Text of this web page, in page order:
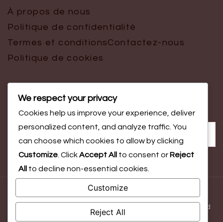
À propos de nous
Politique de confidentialité
Termes et conditionsContactez-nous
Politique de cookies
Recherche
Search
balancetonsport.fr
Powered
byWordPress.
We respect your privacy
Cookies help us improve your experience, deliver
personalized content, and analyze traffic. You
can choose which cookies to allow by clicking
Customize . ClickAccept All to consent or Reject
All
to decline non-essential cookies.
Customize
Reject All